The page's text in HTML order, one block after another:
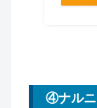
④ナル